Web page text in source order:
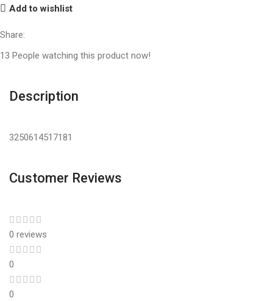
Add to wishlist
Share:
13 People watching this product now!
Description
3250614517181
Customer Reviews
0 reviews
0
0